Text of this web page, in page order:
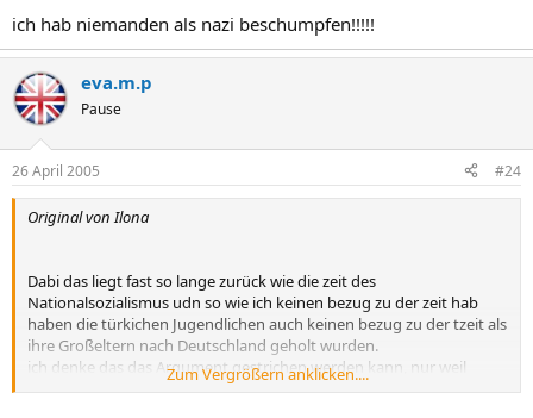
ich hab niemanden als nazi beschumpfen!!!!!
eva.m.p
Pause
26 April 2005 #24
Original von Ilona
Dabi das liegt fast so lange zurück wie die zeit des
Nationalsozialismus udn so wie ich keinen bezug zu der zeit hab
haben die türkichen Jugendlichen auch keinen bezug zu der tzeit als
ihre Großeltern nach Deutschland geholt wurden.
ich denke das das Argument gestrichen werden kann, nur weil
meine Großeltern damals vielleicht der Politik angehörten kann
Zum Vergrößern anklicken....